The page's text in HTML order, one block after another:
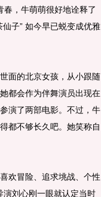
，牛萌萌很好地诠释了
子” 如今早已蜕变成优雅
面的北京女孩，从小跟随
都会作为伴舞演员出现在
演了两部电影。不过，牛
都不够长久吧。她笑称自
欢冒险、追求垗战、个性
刘心刚一眼就认定当时